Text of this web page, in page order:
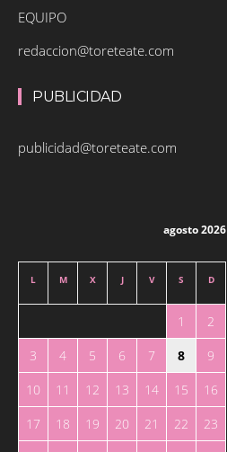
EQUIPO
redaccion@toreteate.com
PUBLICIDAD
publicidad@toreteate.com
agosto 2026
L M X J V S D
1
2
3
4 5 6 7 8
9
10
11 12 13 14 15
16
17
18 19 20 21 22
23